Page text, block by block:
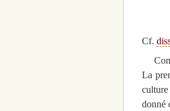
Cf.
La
donné